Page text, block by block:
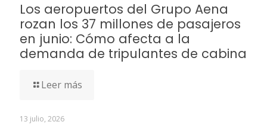
Los aeropuertos del Grupo Aena
rozan los 37 millones de pasajeros
en junio: Cómo afecta a la
demanda de tripulantes de cabina
Leer más
13 julio, 2026